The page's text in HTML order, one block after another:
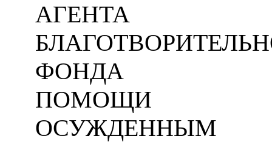
АГЕНТА
ФОНДА
ПОМОЩИ
ОСУЖДЕННЫМ